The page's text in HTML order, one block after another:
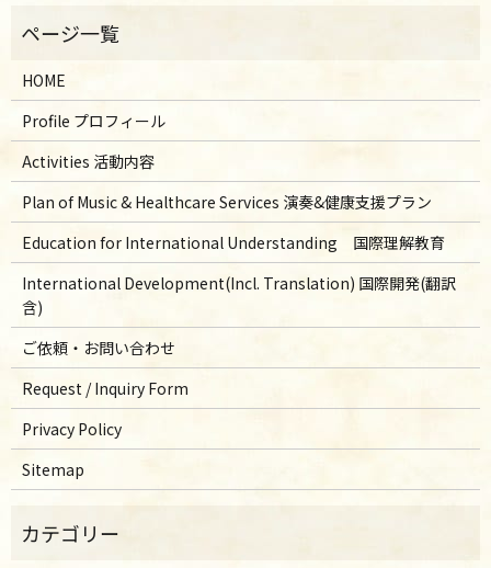
HOME
Profile プロフィール
Activities 活動内容
Plan of Music & Healthcare Services 演奏&健康支援プラン
Education for International Understanding 国際理解教育
International Development(Incl. Translation) 国際開発(翻訳
含)
ご依頼・お問い合わせ
Request / Inquiry Form
Privacy Policy
Sitemap